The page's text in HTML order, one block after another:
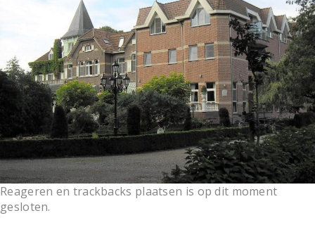
i
o
n
Reageren en trackbacks plaatsen is op dit moment
gesloten.